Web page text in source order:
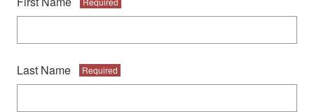
Last Name Required